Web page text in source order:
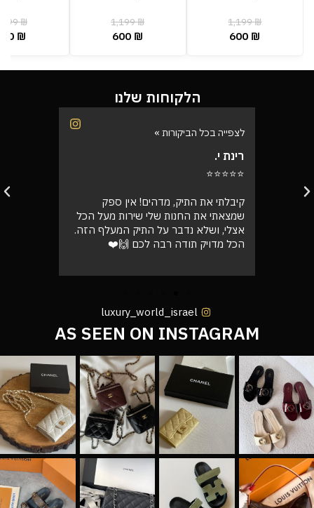
1,199₪
600 ₪
1,199₪
600 ₪
₪
₪
הלקוחות שלנו
לצפייה בכל הביקורות »
רינת י.
⭐⭐⭐⭐⭐
קיבלתי את התיק, מדהים! אין ספק
שמצאתי את החנות שלי שירות מעל הכל
אצלי, ושלא נדבר על התיק המעלף הזה.
הכל מדויק תודה רבה לכם 🙌❤️
luxury_world_israel
AS SEEN ON INSTAGRAM